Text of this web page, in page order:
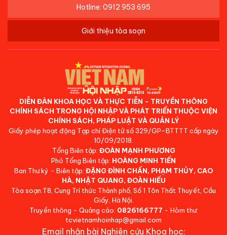
Hotline: 0912 953 695
Giới thiệu tòa soạn
DIỄN ĐÀN KHOA HỌC VÀ THỰC TIỄN - TRUYỀN THÔNG
CHÍNH SÁCH TRONG HỘI NHẬP VÀ PHÁT TRIỂN THUỘC VIỆN
CHÍNH SÁCH, PHÁP LUẬT VÀ QUẢN LÝ
Giấy phép hoạt động Tạp chí Điện tử số 329/GP-BTTTT cấp ngày
10/09/2018.
Tổng Biên tập: ĐOÀN MẠNH PHƯƠNG
Phó Tổng Biên tập: HOÀNG MINH TIẾN
Ban Thư ký - Biên tập: ĐẶNG ĐÌNH CHẤN, PHẠM THỦY, CAO
HÀ, NHẬT QUANG, ĐOÀN HIẾU
Tòa soạn:T8, Cung Trí thức Thành phố, Số 1 Tôn Thất Thuyết, Cầu
Giấy, Hà Nội.
Truyền thông - Quảng cáo: 0826166777 - Hòm thư:
tcvietnamhoinhap@gmail.com
Email nhận bài Nghiên cứu Khoa học: